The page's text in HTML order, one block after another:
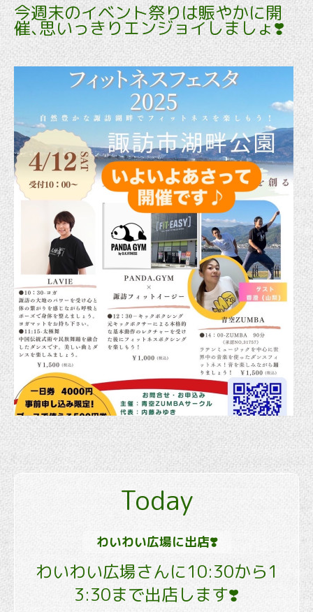
今週末のイベント祭りは賑やかに開
催､思いっきりエンジョイしましょ❣️
Today
わいわい広場に出店❣️
わいわい広場さんに10:30から1
3:30まで出店します❣️